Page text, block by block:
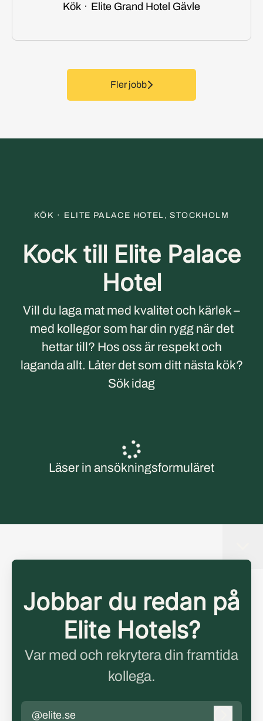
Kök · Elite Grand Hotel Gävle
Fler jobb
KÖK · ELITE PALACE HOTEL, STOCKHOLM
Kock till Elite Palace
Hotel
Vill du laga mat med kvalitet och kärlek –
med kollegor som har din rygg när det
hettar till? Hos oss är respekt och
laganda allt. Låter det som ditt nästa kök?
Sök idag
Läser in ansökningsformuläret
Jobbar du redan på
Elite Hotels?
Var med och rekrytera din framtida
kollega.
@elite.se